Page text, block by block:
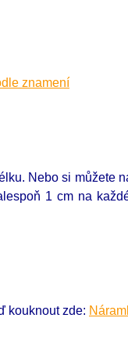
znamení
Nebo si můžete
1 cm na
kouknout zde: